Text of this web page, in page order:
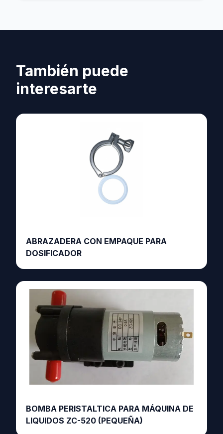
También puede
interesarte
ABRAZADERA CON EMPAQUE PARA
DOSIFICADOR
BOMBA PERISTALTICA PARA MÁQUINA DE
LIQUIDOS ZC-520 (PEQUEÑA)